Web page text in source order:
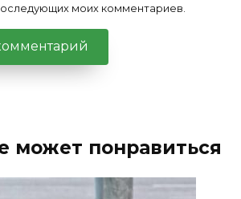
моих комментариев.
может понравиться